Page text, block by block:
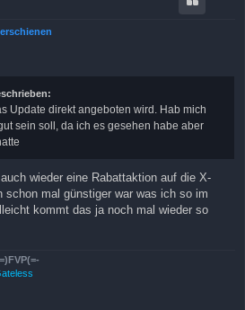
Update direkt angeboten wird. Hab mich
sein soll, da ich es gesehen habe aber
wieder eine Rabattaktion auf die X-
schon mal günstiger war was ich so im
kommt das ja noch mal wieder so